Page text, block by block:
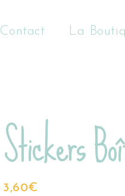
Contact La
Stickers
3,60€